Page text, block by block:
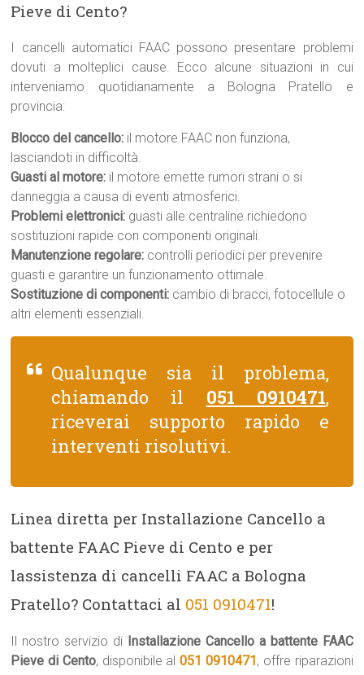
Pieve di Cento?
I cancelli automatici FAAC possono presentare problemi
dovuti a molteplici cause. Ecco alcune situazioni in cui
interveniamo quotidianamente a Bologna Pratello e
provincia:
Blocco del cancello: il motore FAAC non funziona,
lasciandoti in difficoltà.
Guasti al motore: il motore emette rumori strani o si
danneggia a causa di eventi atmosferici.
Problemi elettronici: guasti alle centraline richiedono
sostituzioni rapide con componenti originali.
Manutenzione regolare: controlli periodici per prevenire
guasti e garantire un funzionamento ottimale.
Sostituzione di componenti: cambio di bracci, fotocellule o
altri elementi essenziali.
Qualunque sia il problema,
chiamando il 051 0910471,
riceverai supporto rapido e
interventi risolutivi.
Linea diretta per Installazione Cancello a
battente FAAC Pieve di Cento e per
lassistenza di cancelli FAAC a Bologna
Pratello? Contattaci al 051 0910471!
Il nostro servizio di Installazione Cancello a battente FAAC
Pieve di Cento, disponibile al051 0910471, offre riparazioni